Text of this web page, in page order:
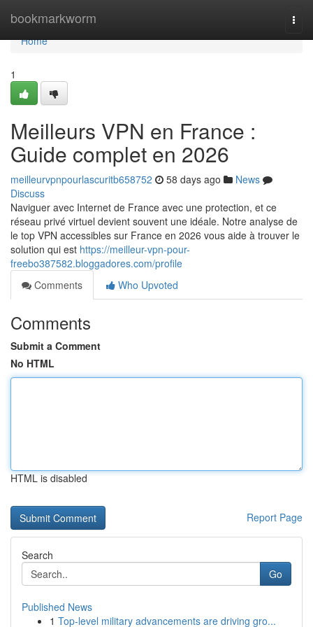
bookmarkworm
Home
Home
1
Meilleurs VPN en France :
Guide complet en 2026
meilleurvpnpourlascuritb658752 58 days ago
News
Discuss
Naviguer avec Internet de France avec une protection, et ce
réseau privé virtuel devient souvent une idéale. Notre analyse de
le top VPN accessibles sur France en 2026 vous aide à trouver le
solution qui est https://meilleur-vpn-pour-
freebo387582.bloggadores.com/profile
Comments
Who Upvoted
Comments
Submit a Comment
No HTML
HTML is disabled
Report Page
Search
Go
Published News
1 Top-level military advancements are driving gro...